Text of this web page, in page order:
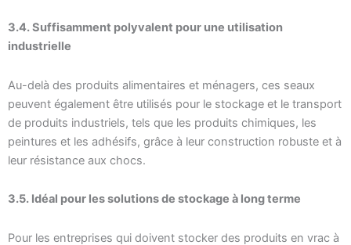
3.4. Suffisamment polyvalent pour une utilisation
industrielle
Au-delà des produits alimentaires et ménagers, ces seaux
peuvent également être utilisés pour le stockage et le transport
de produits industriels, tels que les produits chimiques, les
peintures et les adhésifs, grâce à leur construction robuste et à
leur résistance aux chocs.
3.5. Idéal pour les solutions de stockage à long terme
Pour les entreprises qui doivent stocker des produits en vrac à